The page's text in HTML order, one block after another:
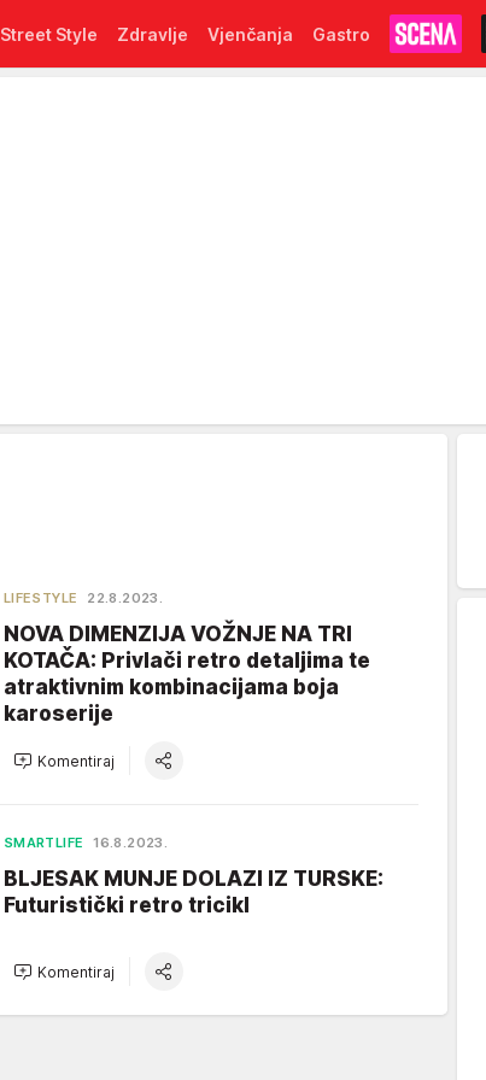
Street Style Zdravlje Vjenčanja Gastro
LIFESTYLE 22.8.2023.
NOVA DIMENZIJA VOŽNJE NA TRI
KOTAČA: Privlači retro detaljima te
atraktivnim kombinacijama boja
karoserije
Komentiraj
SMARTLIFE 16.8.2023.
BLJESAK MUNJE DOLAZI IZ TURSKE:
Futuristički retro tricikl
Komentiraj